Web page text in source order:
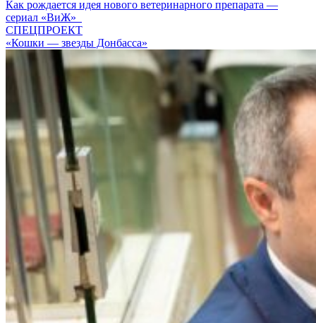
Как рождается идея нового ветеринарного препарата —
сериал «ВиЖ»
СПЕЦПРОЕКТ
«Кошки — звезды Донбасса»